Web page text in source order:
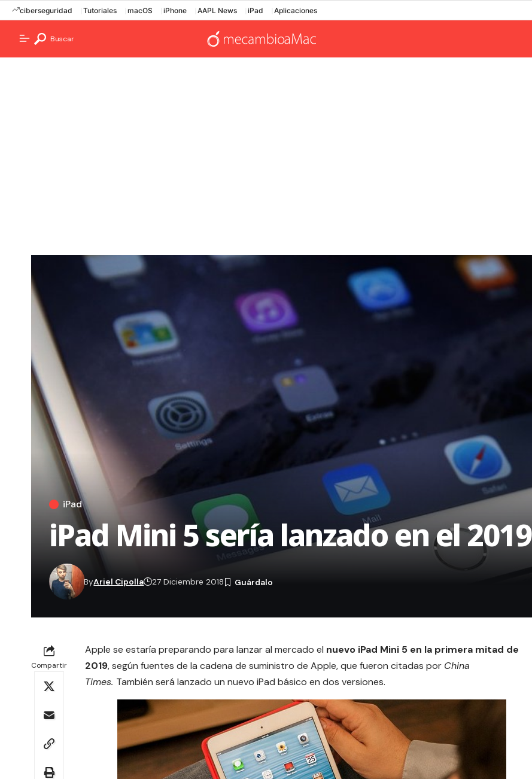
ciberseguridad Tutoriales macOS iPhone AAPL News iPad Aplicaciones
Buscar
iPad
iPad Mini 5 sería lanzado en el 2019
ByAriel Cipolla 27 Diciembre 2018
Compartir
Apple se estaría preparando para lanzar al mercado el nuevo iPad Mini 5 en la primera mitad de
2019, según fuentes de la cadena de suministro de Apple, que fueron citadas por China
Times. También será lanzado un nuevo iPad básico en dos versiones.